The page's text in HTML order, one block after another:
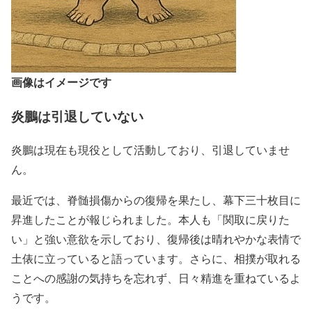
画像はイメージです
炎鵬は引退していない
炎鵬は現在も現役として活動しており、引退していませ
ん。
最近では、脊髄損傷からの復帰を果たし、幕下三十枚目に
昇進したことが報じられました。本人も「関取に戻りた
い」と強い意欲を示しており、復帰後は晴れやかな表情で
土俵に立っていると語っています。さらに、相撲が取れる
ことへの感謝の気持ちを忘れず、日々精進を重ねているよ
うです。